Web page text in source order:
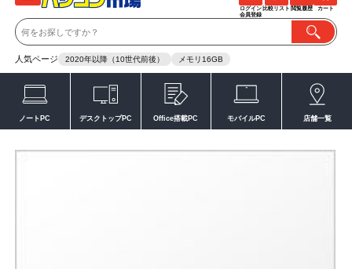
人気ページ 2020年以降（10世代前後） メモリ16GB
ログイン
会員登録
比較リスト 閲覧履歴 カート
ノートPC デスクトップPC Office搭載PC モバイルPC 店舗一覧